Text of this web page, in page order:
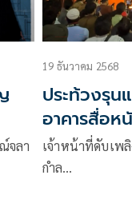
จลา
19 ธันวาคม 2568
ประท้วงรุน
อาคารสื่อ
เจ้าหน้าที่ดับเพ
กำล…